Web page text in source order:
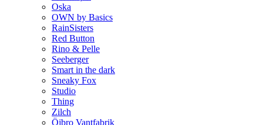
Oska
OWN by Basics
RainSisters
Red Button
Rino & Pelle
Seeberger
Smart in the dark
Sneaky Fox
Studio
Thing
Zilch
Öjbro Vantfabrik